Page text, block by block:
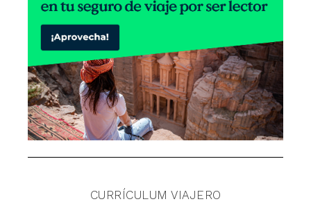
CURRÍCULUM VIAJERO